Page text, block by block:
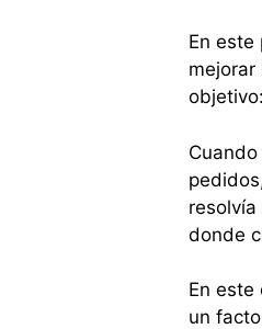
En este
mejorar
donde
En
un